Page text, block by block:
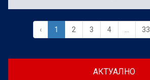
‹ 1 2 3 4 33
АКТУАЛНО